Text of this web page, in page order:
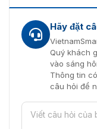
Hãy đặt
Quý khách
vào sáng
Thông tin
câu hỏi để